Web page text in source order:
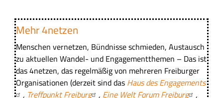
Mehr 4netzen
Menschen vernetzen, Bündnisse schmieden, Austausch
zu aktuellen Wandel- und Engagementthemen – Das ist
das 4netzen, das regelmäßig von mehreren Freiburger
Organisationen (derzeit sind das Haus des Engagements
, Treffpunkt Freiburg , Eine Welt Forum Freiburg ,